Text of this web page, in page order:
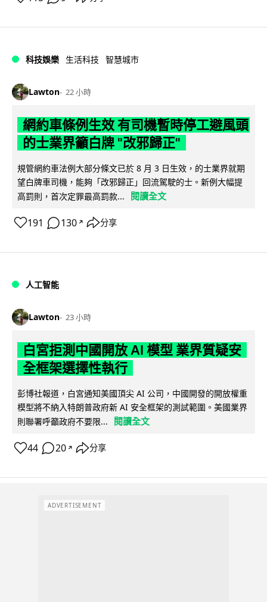
科技娛樂 生活科技 智慧城市
Lawton 22 小時
網約車條例生效 有司機暫時停工避風頭
的士業界籲白牌 "改邪歸正"
規管網約車法例大部分條文已於 8 月 3 日生效，的士業界就期
望白牌車司機，能夠「改邪歸正」回流駕駛的士。新例大幅提
高罰則，首次定罪最高罰款...
閱讀全文
191 130 ↗ 分享
人工智能
Lawton 23 小時
白宮拒測中國開放 AI 模型 業界質疑安
全框架選擇性執行
彭博社報道，白宮通知美國頂尖 AI 公司，中國開發的開放權重
模型將不納入特朗普政府新 AI 安全框架的測試範圍。美國業界
則聯署呼籲政府不要限...
閱讀全文
44 20 ↗ 分享
ADVERTISEMENT